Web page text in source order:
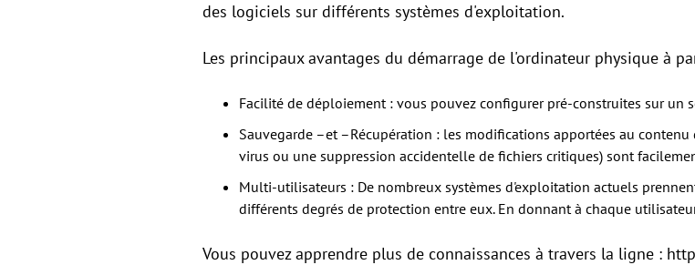
des logiciels sur différents systèmes d'exploitation.
Les principaux avantages du démarrage de l'ordinateur physique à
Facilité de déploiement : vous pouvez configurer pré-construites sur un
Sauvegarde –et –Récupération : les modifications apportées au
virus ou une suppression accidentelle de fichiers critiques) sont
Multi-utilisateurs : De nombreux systèmes d'exploitation actuels
différents degrés de protection entre eux. En donnant à chaque
Vous pouvez apprendre plus de connaissances à travers la ligne :